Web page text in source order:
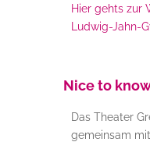
Hier gehts zur
Ludwig-Jahn-
Nice to
Das Theater
gemeinsam